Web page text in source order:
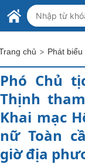
Skip to MainBỘ NGOẠI
MINISTRY OF
chủ > Phát
Phó Chủ
Thịnh
Khai mạc
nữ Toàn
giờ địa